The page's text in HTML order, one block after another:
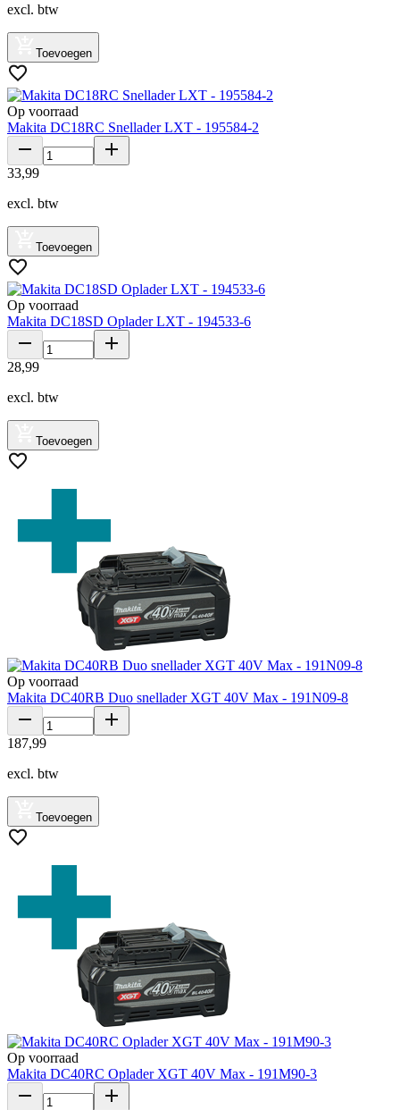
excl. btw
Toevoegen
Op voorraad
Makita DC18RC Snellader LXT - 195584-2
33,99
excl. btw
Toevoegen
Op voorraad
Makita DC18SD Oplader LXT - 194533-6
28,99
excl. btw
Toevoegen
Op voorraad
Makita DC40RB Duo snellader XGT 40V Max - 191N09-8
187,99
excl. btw
Toevoegen
Op voorraad
Makita DC40RC Oplader XGT 40V Max - 191M90-3